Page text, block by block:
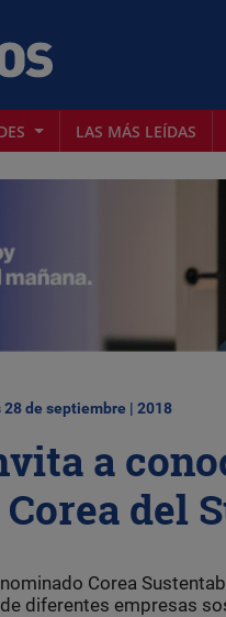
LAS MÁS LEÍDAS
28 de septiembre | 2018
a
del
Corea
diferentes empresas